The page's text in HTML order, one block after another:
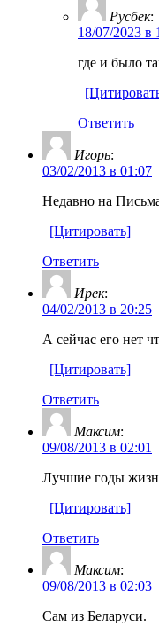
Русбек:
18/07/2023 в
где и было
Ответить
Игорь:
03/02/2013 в 01:07
Недавно на
[Цитировать]
Ответить
Ирек:
04/02/2013 в 20:25
А сейчас его нет
[Цитировать]
Ответить
Максим:
09/08/2013 в 02:01
Лучшие годы
[Цитировать]
Ответить
Максим:
09/08/2013 в 02:03
Сам из Беларуси.